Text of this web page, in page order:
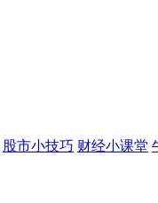
股市小技巧 财经小课堂